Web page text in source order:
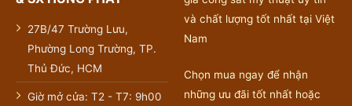
27B/47 Trường Lưu,
Phường Long Trường, TP.
Thủ Đức, HCM
Giờ mở cửa: T2 - T7: 9h00
và chất lượng tốt nhất tại Việt
Nam
Chọn mua ngay để nhận
những ưu đãi tốt nhất hoặc